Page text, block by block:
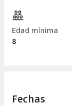
Edad mínima
8
Fechas